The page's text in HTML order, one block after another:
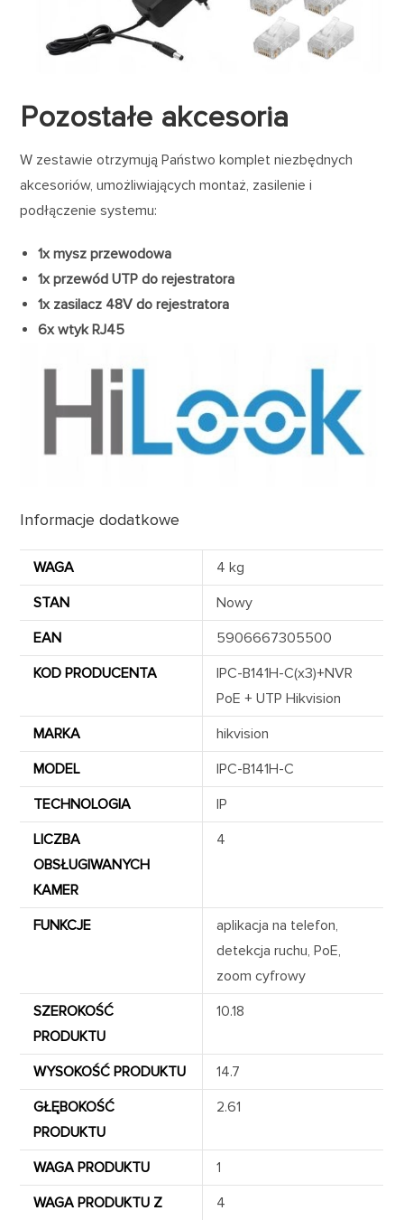
Pozostałe akcesoria
W zestawie otrzymują Państwo komplet niezbędnych
akcesoriów, umożliwiających montaż, zasilenie i
podłączenie systemu:
1x mysz przewodowa
1x przewód UTP do rejestratora
1x zasilacz 48V do rejestratora
6x wtyk RJ45
Informacje dodatkowe
WAGA
4 kg
STAN
Nowy
EAN
5906667305500
KOD PRODUCENTA
IPC-B141H-C(x3)+NVR
PoE + UTP Hikvision
MARKA
hikvision
MODEL
IPC-B141H-C
TECHNOLOGIA
IP
LICZBA
OBSŁUGIWANYCH
KAMER
4
FUNKCJE
aplikacja na telefon,
detekcja ruchu, PoE,
zoom cyfrowy
SZEROKOŚĆ
PRODUKTU
10.18
WYSOKOŚĆ PRODUKTU
14.7
GŁĘBOKOŚĆ
PRODUKTU
2.61
WAGA PRODUKTU
1
WAGA PRODUKTU Z
4